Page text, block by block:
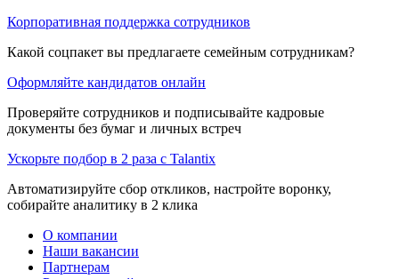
Корпоративная поддержка сотрудников
Какой соцпакет вы предлагаете семейным сотрудникам?
Оформляйте кандидатов онлайн
Проверяйте сотрудников и подписывайте кадровые
документы без бумаг и личных встреч
Ускорьте подбор в 2 раза с Talantix
Автоматизируйте сбор откликов, настройте воронку,
собирайте аналитику в 2 клика
О компании
Наши вакансии
Партнерам